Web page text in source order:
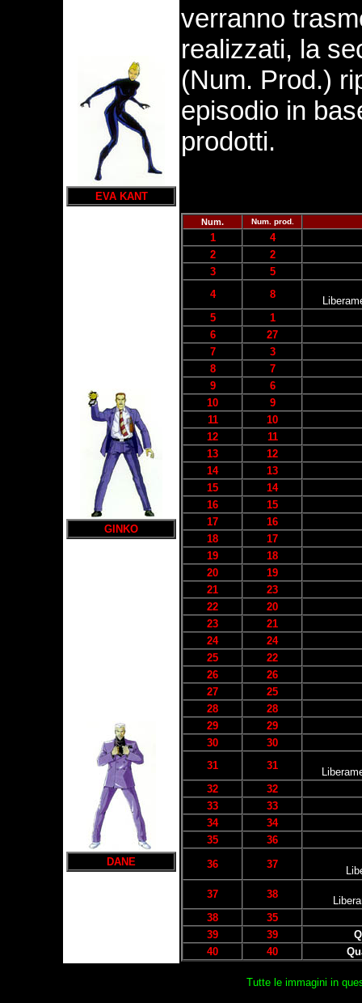
verranno
realizzati, la
(Num. Prod.)
episodio in
prodotti.
Num. Num. prod.
1
4
2
2
3
5
4
8
5
1
6
27
7
3
8
7
9
6
10
9
11
10
12
11
13
12
14
13
15
14
16
15
17
16
18
17
19
18
20
19
21
23
22
20
23
21
24
24
25
22
26
26
27
25
28
28
29
29
30
30
31
31
32
32
33
33
34
34
35
36
36
37
37
38
38
35
39
39
40
40
EVA KANT
GINKO
DANE
Tutte le immagini in